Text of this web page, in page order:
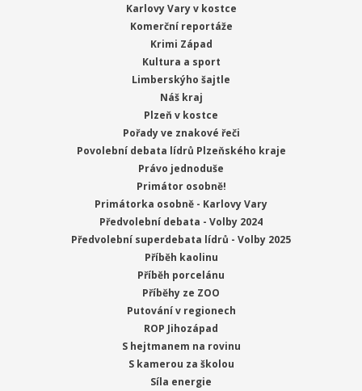
Karlovy Vary v kostce
Komerční reportáže
Krimi Západ
Kultura a sport
Limberskýho šajtle
Náš kraj
Plzeň v kostce
Pořady ve znakové řeči
Povolební debata lídrů Plzeňského kraje
Právo jednoduše
Primátor osobně!
Primátorka osobně - Karlovy Vary
Předvolební debata - Volby 2024
Předvolební superdebata lídrů - Volby 2025
Příběh kaolinu
Příběh porcelánu
Příběhy ze ZOO
Putování v regionech
ROP Jihozápad
S hejtmanem na rovinu
S kamerou za školou
Síla energie